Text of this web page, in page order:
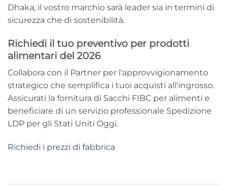
Dhaka, il vostro marchio sarà leader sia in termini di
sicurezza che di sostenibilità.
Richiedi il tuo preventivo per prodotti
alimentari del 2026
Collabora con il Partner per l'approvvigionamento
strategico che semplifica i tuoi acquisti all'ingrosso.
Assicurati la fornitura di Sacchi FIBC per alimenti e
beneficiare di un servizio professionale Spedizione
LDP per gli Stati Uniti Oggi.
Richiedi i prezzi di fabbrica